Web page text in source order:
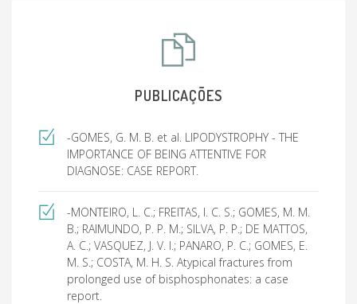
PUBLICAÇÕES
-GOMES, G. M. B. et al. LIPODYSTROPHY - THE
IMPORTANCE OF BEING ATTENTIVE FOR
DIAGNOSE: CASE REPORT.
-MONTEIRO, L. C.; FREITAS, I. C. S.; GOMES, M. M.
B.; RAIMUNDO, P. P. M.; SILVA, P. P.; DE MATTOS,
A. C.; VASQUEZ, J. V. I.; PANARO, P. C.; GOMES, E.
M. S.; COSTA, M. H. S. Atypical fractures from
prolonged use of bisphosphonates: a case
report.